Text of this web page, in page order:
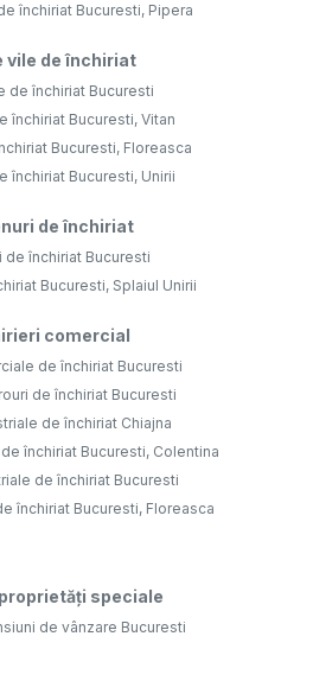
închiriat Bucuresti, Pipera
vile de închiriat
de închiriat Bucuresti
închiriat Bucuresti, Vitan
Bucuresti, Floreasca
închiriat Bucuresti, Unirii
de închiriat
de închiriat Bucuresti
Bucuresti, Splaiul Unirii
comercial
de închiriat Bucuresti
de închiriat Bucuresti
de închiriat Chiajna
închiriat Bucuresti, Colentina
de închiriat Bucuresti
închiriat Bucuresti, Floreasca
speciale
de vânzare Bucuresti